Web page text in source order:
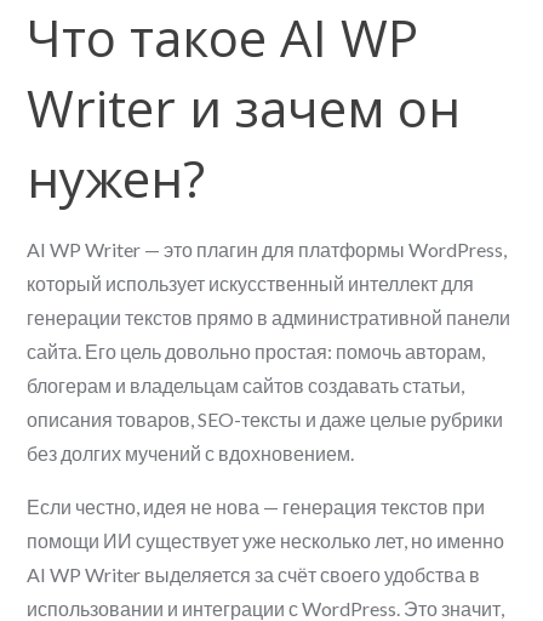
Что такое AI WP
Writer и зачем он
нужен?
AI WP Writer — это плагин для платформы WordPress,
который использует искусственный интеллект для
генерации текстов прямо в административной панели
сайта. Его цель довольно простая: помочь авторам,
блогерам и владельцам сайтов создавать статьи,
описания товаров, SEO-тексты и даже целые рубрики
без долгих мучений с вдохновением.
Если честно, идея не нова — генерация текстов при
помощи ИИ существует уже несколько лет, но именно
AI WP Writer выделяется за счёт своего удобства в
использовании и интеграции с WordPress. Это значит,